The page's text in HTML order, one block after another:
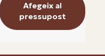
Afegeix al
pressupost